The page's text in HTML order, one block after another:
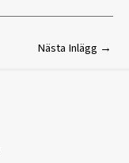
Nästa Inlägg →